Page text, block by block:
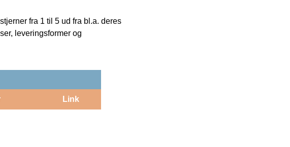
fra 1 til 5 ud fra bl.a. deres
leveringsformer og
Link